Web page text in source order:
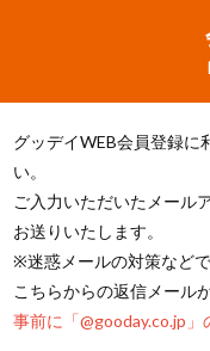
グッデイWEB会員登録に
い。
ご入力いただいたメール
お送りいたします。
※迷惑メールの対策など
こちらからの返信メール
事前に「@gooday.co.jp」